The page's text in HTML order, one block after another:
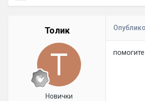
Толик
Новички